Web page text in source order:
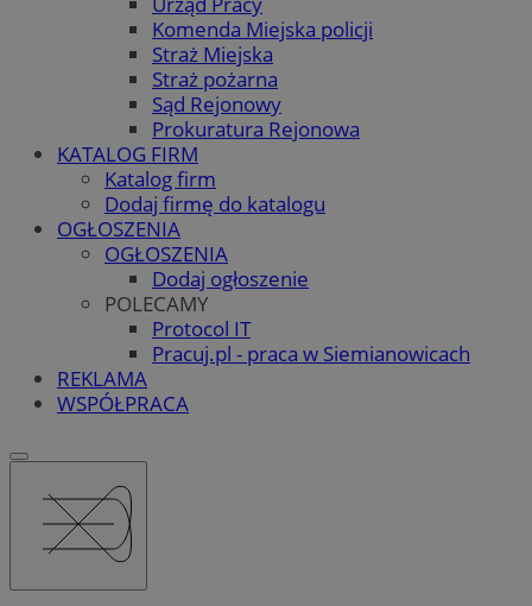
Komenda Miejska policji
Straż Miejska
Straż pożarna
Sąd Rejonowy
Prokuratura Rejonowa
KATALOG FIRM
Katalog firm
Dodaj firmę do katalogu
OGŁOSZENIA
OGŁOSZENIA
Dodaj ogłoszenie
POLECAMY
Protocol IT
Pracuj.pl - praca w Siemianowicach
REKLAMA
WSPÓŁPRACA